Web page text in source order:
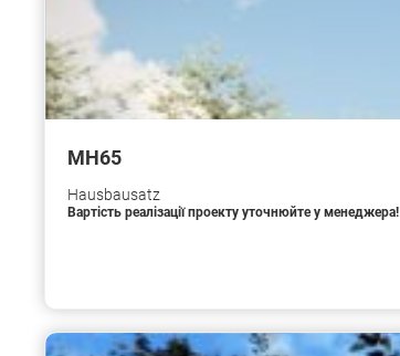
МН65
Hausbausatz
Вартість реалізації проекту уточнюйте у менеджера!